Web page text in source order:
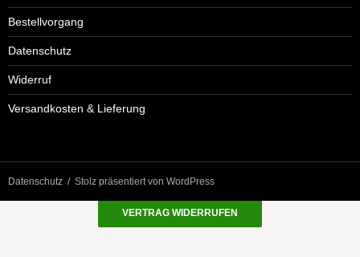
Bestellvorgang
Datenschutz
Widerruf
Versandkosten & Lieferung
Datenschutz Stolz präsentiert von WordPress
VERTRAG WIDERRUFEN